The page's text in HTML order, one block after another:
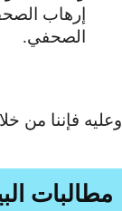
إرهاب
الصحفي.
وعليه فإننا من
مطالبات